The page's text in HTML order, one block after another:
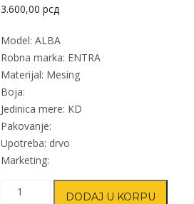
3.600,00 рсд
Model: ALBA
Robna marka: ENTRA
Materijal: Mesing
Boja:
Jedinica mere: KD
Pakovanje:
Upotreba: drvo
Marketing:
Kvaka
DODAJ U KORPU